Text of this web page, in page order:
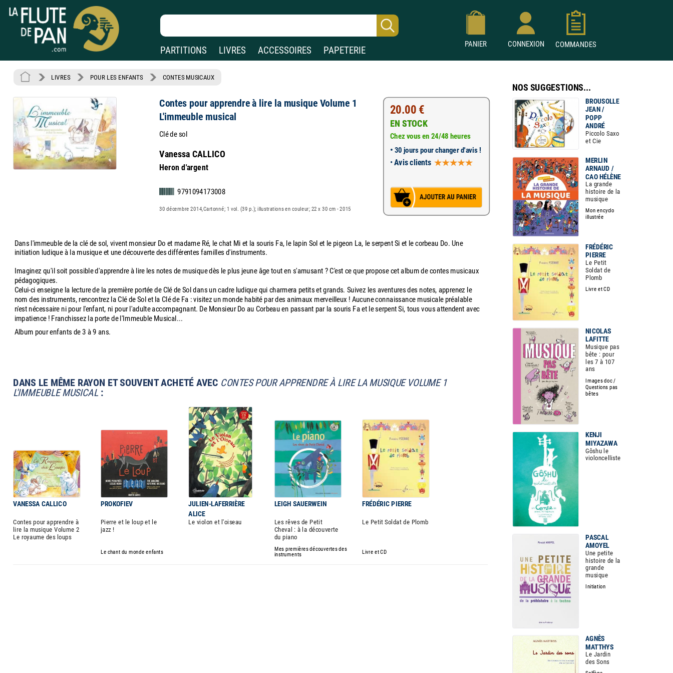
PARTITIONS LIVRES ACCESSOIRES PAPETERIE
PANIER CONNEXION COMMANDES
LIVRES POUR LES ENFANTS CONTES MUSICAUX
Contes pour apprendre à lire la musique Volume 1
L'immeuble musical
Clé de sol
Vanessa CALLICO
Heron d'argent
9791094173008
30 décembre 2014,Cartonné; 1 vol. (39 p.); illustrations en couleur; 22 x 30 cm - 2015
20.00 €
EN STOCK
Chez vous en 24/48 heures
• 30 jours pour changer d'avis !
•Avis clients
Dans l'immeuble de la clé de sol, vivent monsieur Do et madame Ré, le chat Mi et la souris Fa, le lapin Sol et le pigeon La, le serpent Si et le corbeau Do. Une
initiation ludique à la musique et une découverte des différentes familles d'instruments.
Imaginez qu'il soit possible d'apprendre à lire les notes de musique dès le plus jeune âge tout en s'amusant ? C'est ce que propose cet album de contes musicaux
pédagogiques.
Celui-ci enseigne la lecture de la première portée de Clé de Sol dans un cadre ludique qui charmera petits et grands. Suivez les aventures des notes, apprenez le
nom des instruments, rencontrez la Clé de Sol et la Clé de Fa : visitez un monde habité par des animaux merveilleux ! Aucune connaissance musicale préalable
n'est nécessaire ni pour l'enfant, ni pour l'adulte accompagnant. De Monsieur Do au Corbeau en passant par la souris Fa et le serpent Si, tous vous attendent avec
impatience ! Franchissez la porte de l'Immeuble Musical...
Album pour enfants de 3 à 9 ans.
DANS LE MÊME RAYON ET SOUVENT ACHETÉ AVEC CONTES POUR APPRENDRE À LIRE LA MUSIQUE VOLUME 1
L'IMMEUBLE MUSICAL:
VANESSA CALLICO PROKOFIEV JULIEN-LAFERRIÈRE
ALICE
LEIGH SAUERWEIN FRÉDÉRIC PIERRE
Contes pour apprendre à
lire la musique Volume 2
Le royaume des loups
Pierre et le loup et le
jazz !
Le violon et l'oiseau
Les rêves de Petit
Cheval : à la découverte
du piano
Le Petit Soldat de Plomb
Le chant du monde enfants
Mes premières découvertes des
instruments
Livre et CD
NOS SUGGESTIONS...
BROUSOLLE
JEAN /
POPP
ANDRÉ
Piccolo Saxo
et Cie
MERLIN
ARNAUD /
CAO HÉLÈNE
La grande
histoire de la
musique
Mon encyclo
illustrée
FRÉDÉRIC
PIERRE
Le Petit
Soldat de
Plomb
Livre et CD
NICOLAS
LAFITTE
Musique pas
bête : pour
les 7 à 107
ans
Images doc /
Questions pas
bêtes
KENJI
MIYAZAWA
Gôshu le
violoncelliste
PASCAL
AMOYEL
Une petite
histoire de la
grande
musique
Initiation
AGNÈS
MATTHYS
Le Jardin
des Sons